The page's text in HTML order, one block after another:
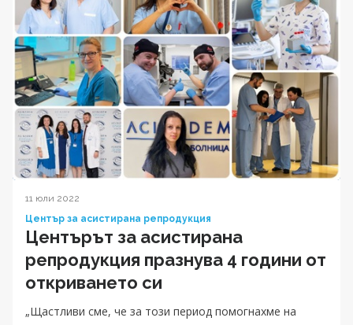
11 юли 2022
Център за асистирана репродукция
Центърът за асистирана
репродукция празнува 4 години от
откриването си
„Щастливи сме, че за този период помогнахме на